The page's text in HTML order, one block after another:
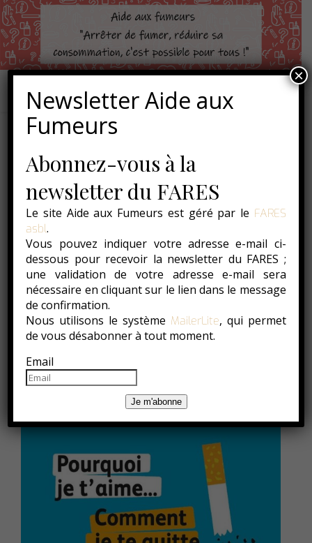
Á LA UNE
Et si la lecture vous aidait
à arrêter de fumer ?
31 juillet 2023
Newsletter Aide aux
Fumeurs
Abonnez-vous à la
newsletter du FARES
Le site Aide aux Fumeurs est géré par le FARES
asbl.
Vous pouvez indiquer votre adresse e-mail ci-
dessous pour recevoir la newsletter du FARES ;
une validation de votre adresse e-mail sera
nécessaire en cliquant sur le lien dans le message
de confirmation.
Nous utilisons le système MailerLite, qui permet
de vous désabonner à tout moment.
Email
Je m'abonne
×